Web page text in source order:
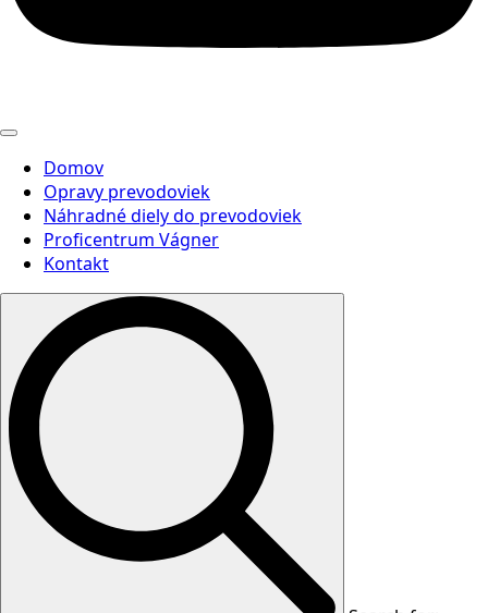
Domov
Opravy prevodoviek
Náhradné diely do prevodoviek
Proficentrum Vágner
Kontakt